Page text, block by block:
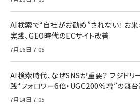
AI検索で“自社がお勧め”されない！ お
実践、GEO時代のECサイト改善
7月16日 7:05
AI検索時代、なぜSNSが重要？ フジドリ
践“フォロワー6倍・UGC200％増”の舞
7月14日 7:05